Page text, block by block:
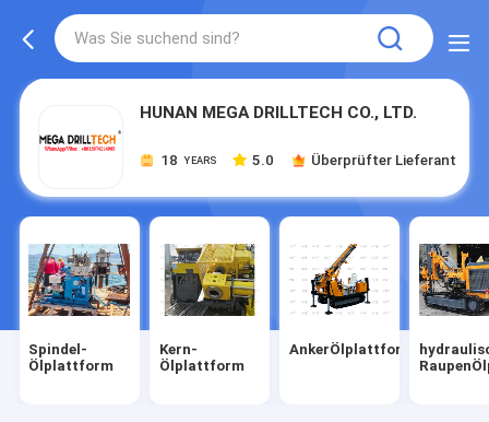
HUNAN MEGA DRILLTECH CO., LTD.
18 YEARS 5.0 Überprüfter Lieferant
Spindel-
Ölplattform
Kern-
Ölplattform
AnkerÖlplattform